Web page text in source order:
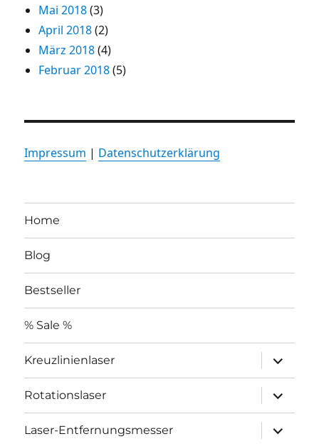
Mai 2018(3)
April 2018(2)
März 2018(4)
Februar 2018(5)
Impressum | Datenschutzerklärung
Home
Blog
Bestseller
% Sale %
Kreuzlinienlaser öffnen
Rotationslaser öffnen
Laser-Entfernungsmesser öffnen